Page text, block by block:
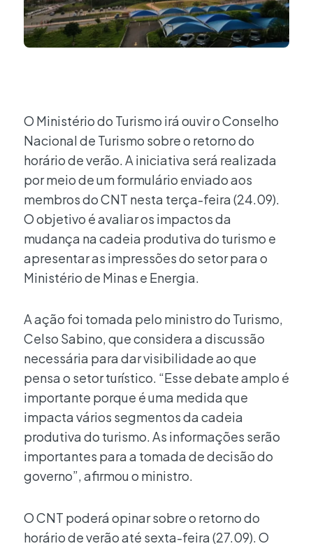
O Ministério do Turismo irá ouvir o Conselho
Nacional de Turismo sobre o retorno do
horário de verão. A iniciativa será realizada
por meio de um formulário enviado aos
membros do CNT nesta terça-feira (24.09).
O objetivo é avaliar os impactos da
mudança na cadeia produtiva do turismo e
apresentar as impressões do setor para o
Ministério de Minas e Energia.
A ação foi tomada pelo ministro do Turismo,
Celso Sabino, que considera a discussão
necessária para dar visibilidade ao que
pensa o setor turístico. “Esse debate amplo é
importante porque é uma medida que
impacta vários segmentos da cadeia
produtiva do turismo. As informações serão
importantes para a tomada de decisão do
governo”, afirmou o ministro.
O CNT poderá opinar sobre o retorno do
horário de verão até sexta-feira (27.09). O